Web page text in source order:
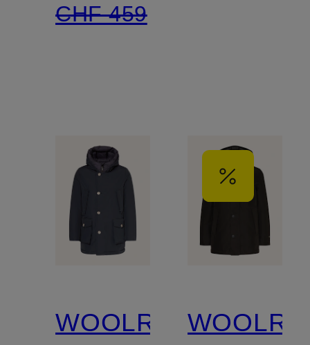
CHF 459
WOOLRICH